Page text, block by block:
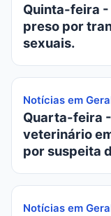
Quinta-feira
preso por
sexuais.
Notícias em
Quarta-feira
veterinário
por suspeita
Notícias em